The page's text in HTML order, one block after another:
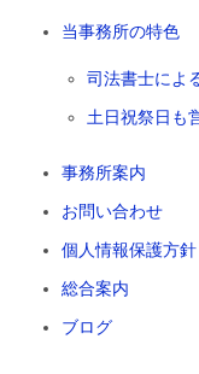
当事務所の特色
司法書士によ
土日祝祭日も
事務所案内
お問い合わせ
個人情報保護方針
総合案内
ブログ